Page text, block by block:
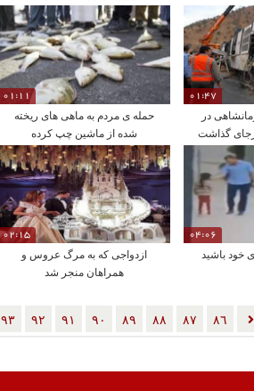
01:47
در
01:11
حمله ی مردم به ماهی های ریخته
شده از ماشین چپ کرده
04:06
خود باشید
02:15
ازدواجی که به مرگ عروس و
همراهان منجر شد
٨٦ ٨٧ ٨٨ ٨٩ ٩٠ ٩١ ٩٢ ٩٣